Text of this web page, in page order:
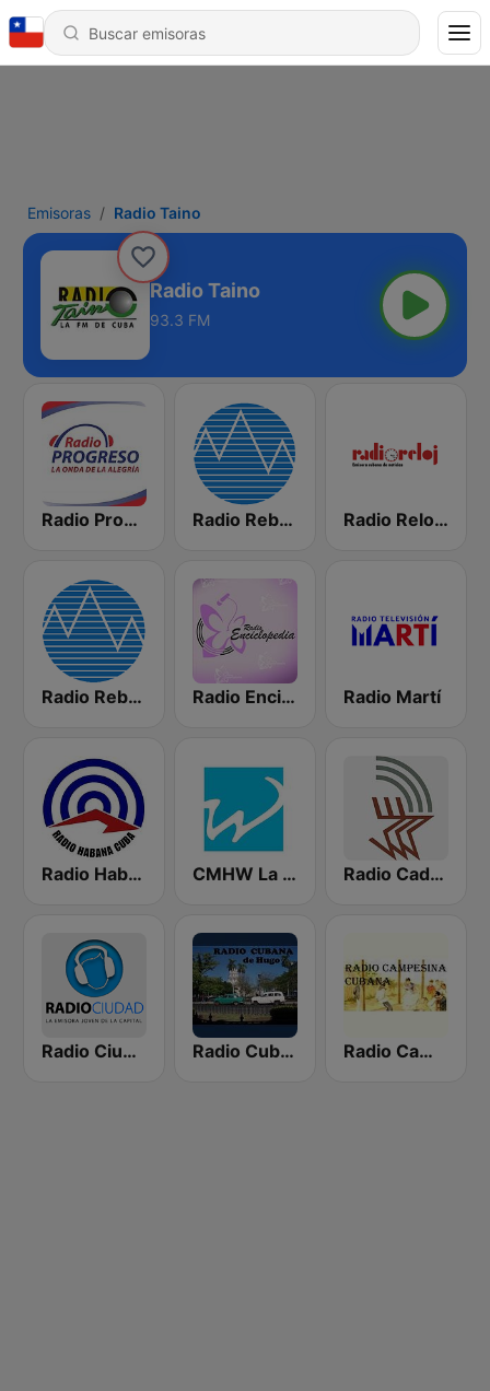
Emisoras Radio Taino
Radio Taino
93.3 FM
Radio Progreso 90.3 FM Radio Rebelde FM Radio Reloj 950 AM
Radio Rebelde AM Radio Enciclopedia Radio Martí
Radio Habana Cuba CMHW La Reina Radial del Centro Radio Cadena Agramonte
Radio Ciudad Habana Radio Cubana Radio Campesina Cubana